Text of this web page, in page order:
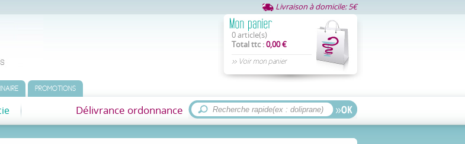
Livraison à domicile: 5€
0 article(s)
Total ttc : 0,00 €
>> Voir mon panier
PROMOTIONS
Délivrance ordonnance